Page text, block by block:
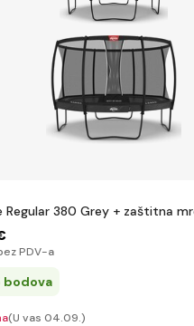
Regular 380 Grey + zaštitna
PDV-a
bodova
(U vas 04.09.)